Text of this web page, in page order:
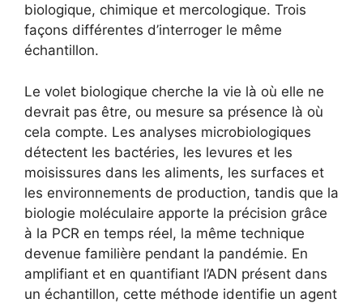
biologique, chimique et mercologique. Trois
façons différentes d’interroger le même
échantillon.
Le volet biologique cherche la vie là où elle ne
devrait pas être, ou mesure sa présence là où
cela compte. Les analyses microbiologiques
détectent les bactéries, les levures et les
moisissures dans les aliments, les surfaces et
les environnements de production, tandis que la
biologie moléculaire apporte la précision grâce
à la PCR en temps réel, la même technique
devenue familière pendant la pandémie. En
amplifiant et en quantifiant l’ADN présent dans
un échantillon, cette méthode identifie un agent